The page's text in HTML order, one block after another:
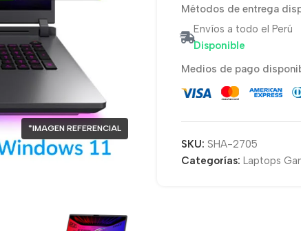
*IMAGEN REFERENCIAL
Métodos de entrega
Envíos a todo el Perú
Disponible
Medios de pago
SKU: SHA-2705
Categorías: Laptops